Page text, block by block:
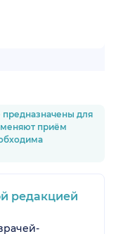
для
приём
редакцией